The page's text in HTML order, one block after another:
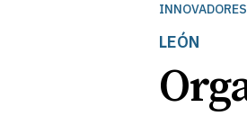
INNOVADORES
LEÓN